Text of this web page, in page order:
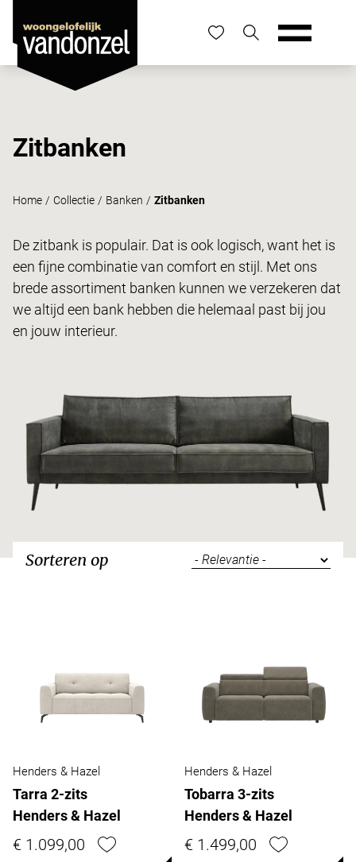
Zitbanken
Home / Collectie / Banken / Zitbanken
De zitbank is populair. Dat is ook logisch, want het is
een fijne combinatie van comfort en stijl. Met ons
brede assortiment banken kunnen we verzekeren dat
we altijd een bank hebben die helemaal past bij jou
en jouw interieur.
Sorteren op
Henders & Hazel
Tarra 2-zits
Henders & Hazel
€ 1.099,00
Henders & Hazel
Tobarra 3-zits
Henders & Hazel
€ 1.499,00